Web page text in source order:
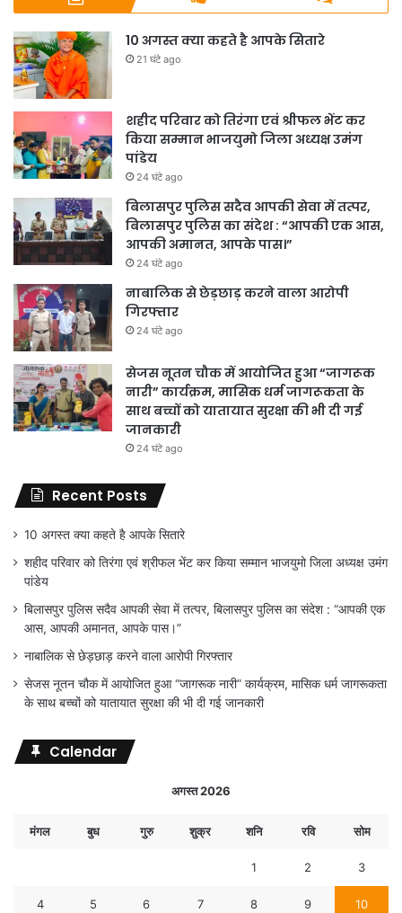
10 अगस्त क्या कहते है आपके सितारे
21 घंटे ago
शहीद परिवार को तिरंगा एवं श्रीफल भेंट कर
किया सम्मान भाजयुमो जिला अध्यक्ष उमंग
पांडेय
24 घंटे ago
बिलासपुर पुलिस सदैव आपकी सेवा में तत्पर,
बिलासपुर पुलिस का संदेश : “आपकी एक आस,
आपकी अमानत, आपके पास।”
24 घंटे ago
नाबालिक से छेड़छाड़ करने वाला आरोपी
गिरफ्तार
24 घंटे ago
सेजस नूतन चौक में आयोजित हुआ “जागरूक
नारी” कार्यक्रम, मासिक धर्म जागरूकता के
साथ बच्चों को यातायात सुरक्षा की भी दी गई
जानकारी
24 घंटे ago
Recent Posts
10 अगस्त क्या कहते है आपके सितारे
शहीद परिवार को तिरंगा एवं श्रीफल भेंट कर किया सम्मान भाजयुमो जिला अध्यक्ष उमंग
पांडेय
बिलासपुर पुलिस सदैव आपकी सेवा में तत्पर, बिलासपुर पुलिस का संदेश : “आपकी एक
आस, आपकी अमानत, आपके पास।”
नाबालिक से छेड़छाड़ करने वाला आरोपी गिरफ्तार
सेजस नूतन चौक में आयोजित हुआ “जागरूक नारी” कार्यक्रम, मासिक धर्म जागरूकता
के साथ बच्चों को यातायात सुरक्षा की भी दी गई जानकारी
Calendar
अगस्त 2026
मंगल बुध गुरु शुक्र शनि रवि सोम
1 2 3
4 5 6 7 8 9 10